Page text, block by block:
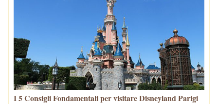
I 5 Consigli Fondamentali per visitare Disneyland Parigi